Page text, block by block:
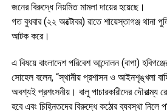
জনের বিরুদ্ধে নিয়মিত মামলা দায়ের হয়েছে।
গত বুধবার (২২ অক্টোবর) রাতে শায়েস্তাগঞ্জ থানা
আটক করে।
এ বিষয়ে বাংলাদেশ পরিবেশ আন্দোলন (বাপা)
সোহেল বলেন, “স্থানীয় প্রশাসন ও আইনশৃঙ্খলা
অবশ্যই প্রশংসনীয়। বালু পাচারকারীদের দৌরাত্ম্য
হবে এবং চিহ্নিতদের বিরুদ্ধে কঠোর ব্যবস্থা নিলে